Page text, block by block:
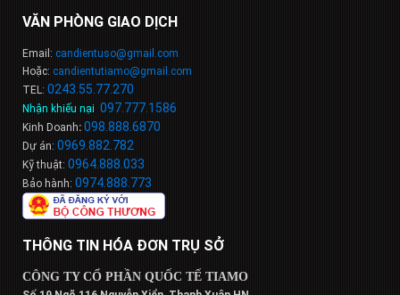
VĂN PHÒNG GIAO DỊCH
Email: candientuso@gmail.com
Hoặc: candientutiamo@gmail.com
TEL: 0243.55.77.270
Nhận khiếu nại 097.777.1586
Kinh Doanh: 098.888.6870
Dự án: 0969.882.782
Kỹ thuật: 0964.888.033
Bảo hành: 0974.888.773
THÔNG TIN HÓA ĐƠN TRỤ SỞ
CÔNG TY CỔ PHẦN QUỐC TẾ TIAMO